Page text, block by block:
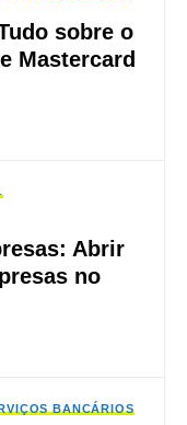
sobre o
Mastercard
Abrir
no
BANCÁRIOS